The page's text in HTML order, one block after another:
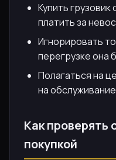
Купить
платить за
Игнорировать
перегрузке она
Полагаться на
на
Как проверять
покупкой